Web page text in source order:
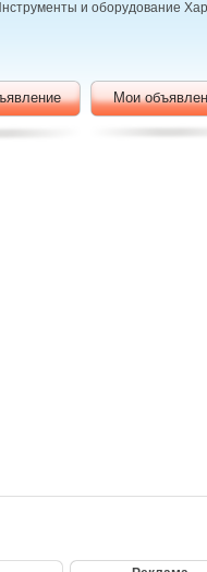
и оборудование
Мои